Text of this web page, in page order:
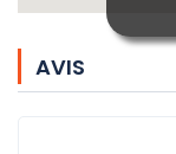
AVIS